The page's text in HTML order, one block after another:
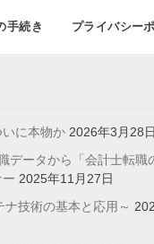
手続き プライバシー
に本物か 2026年3月28日
データから「会計士転職
2025年11月27日
技術の基本と応用～